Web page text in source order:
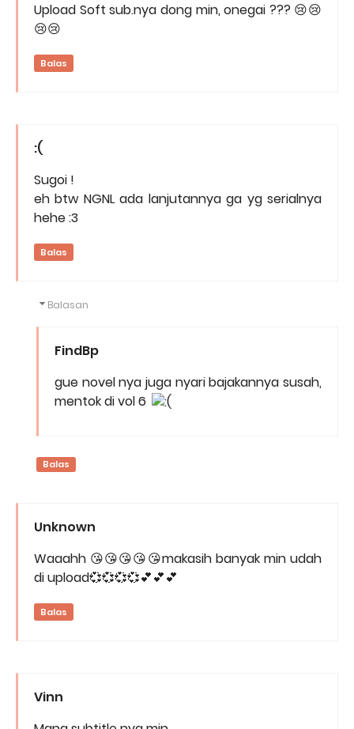
Upload Soft sub.nya dong min, onegai ??? 😢😢
😢😢
Balas
:(
Sugoi !
eh btw NGNL ada lanjutannya ga yg serialnya
hehe :3
Balas
Balasan
FindBp
gue novel nya juga nyari bajakannya susah,
mentok di vol 6
Balas
Unknown
Waaahh 😘😘😘😘😘makasih banyak min udah
di upload💞💞💞💞💕💕💕
Balas
Vinn